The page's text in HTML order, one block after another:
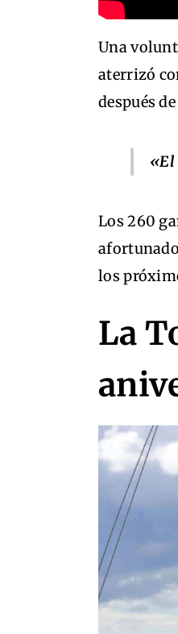
Una
aterrizó
después
«El
Los 260
los
La